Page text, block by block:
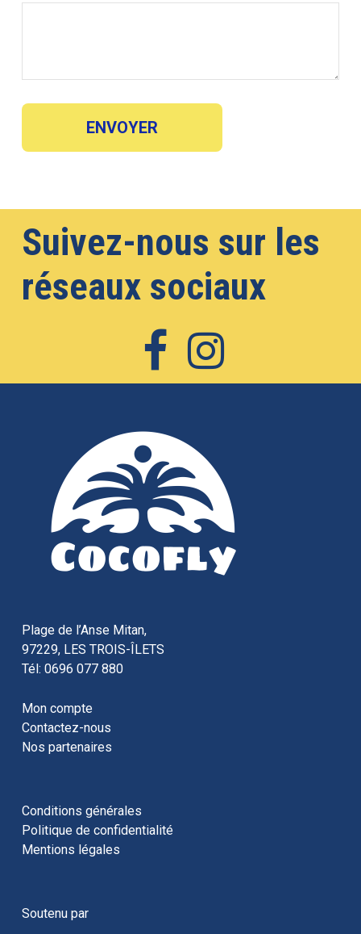
Go To Shop
Suivez-nous sur les
réseaux sociaux
Plage de l’Anse Mitan,
97229, LES TROIS-ÎLETS
Tél: 0696 077 880
Mon compte
Contactez-nous
Nos partenaires
Conditions générales
Politique de confidentialité
Mentions légales
Soutenu par